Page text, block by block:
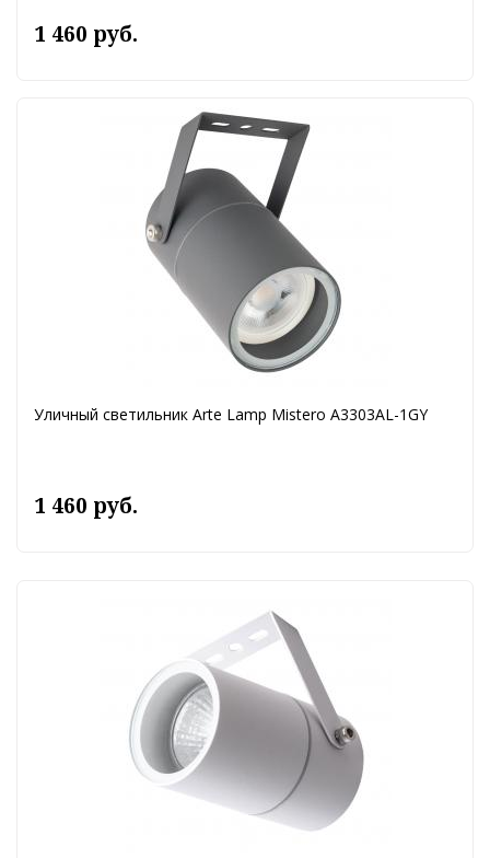
1 460 руб.
Уличный светильник Arte Lamp Mistero A3303AL-1GY
1 460 руб.